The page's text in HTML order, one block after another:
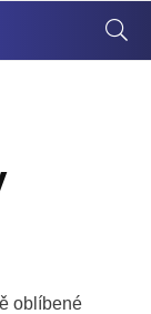
oblíbené